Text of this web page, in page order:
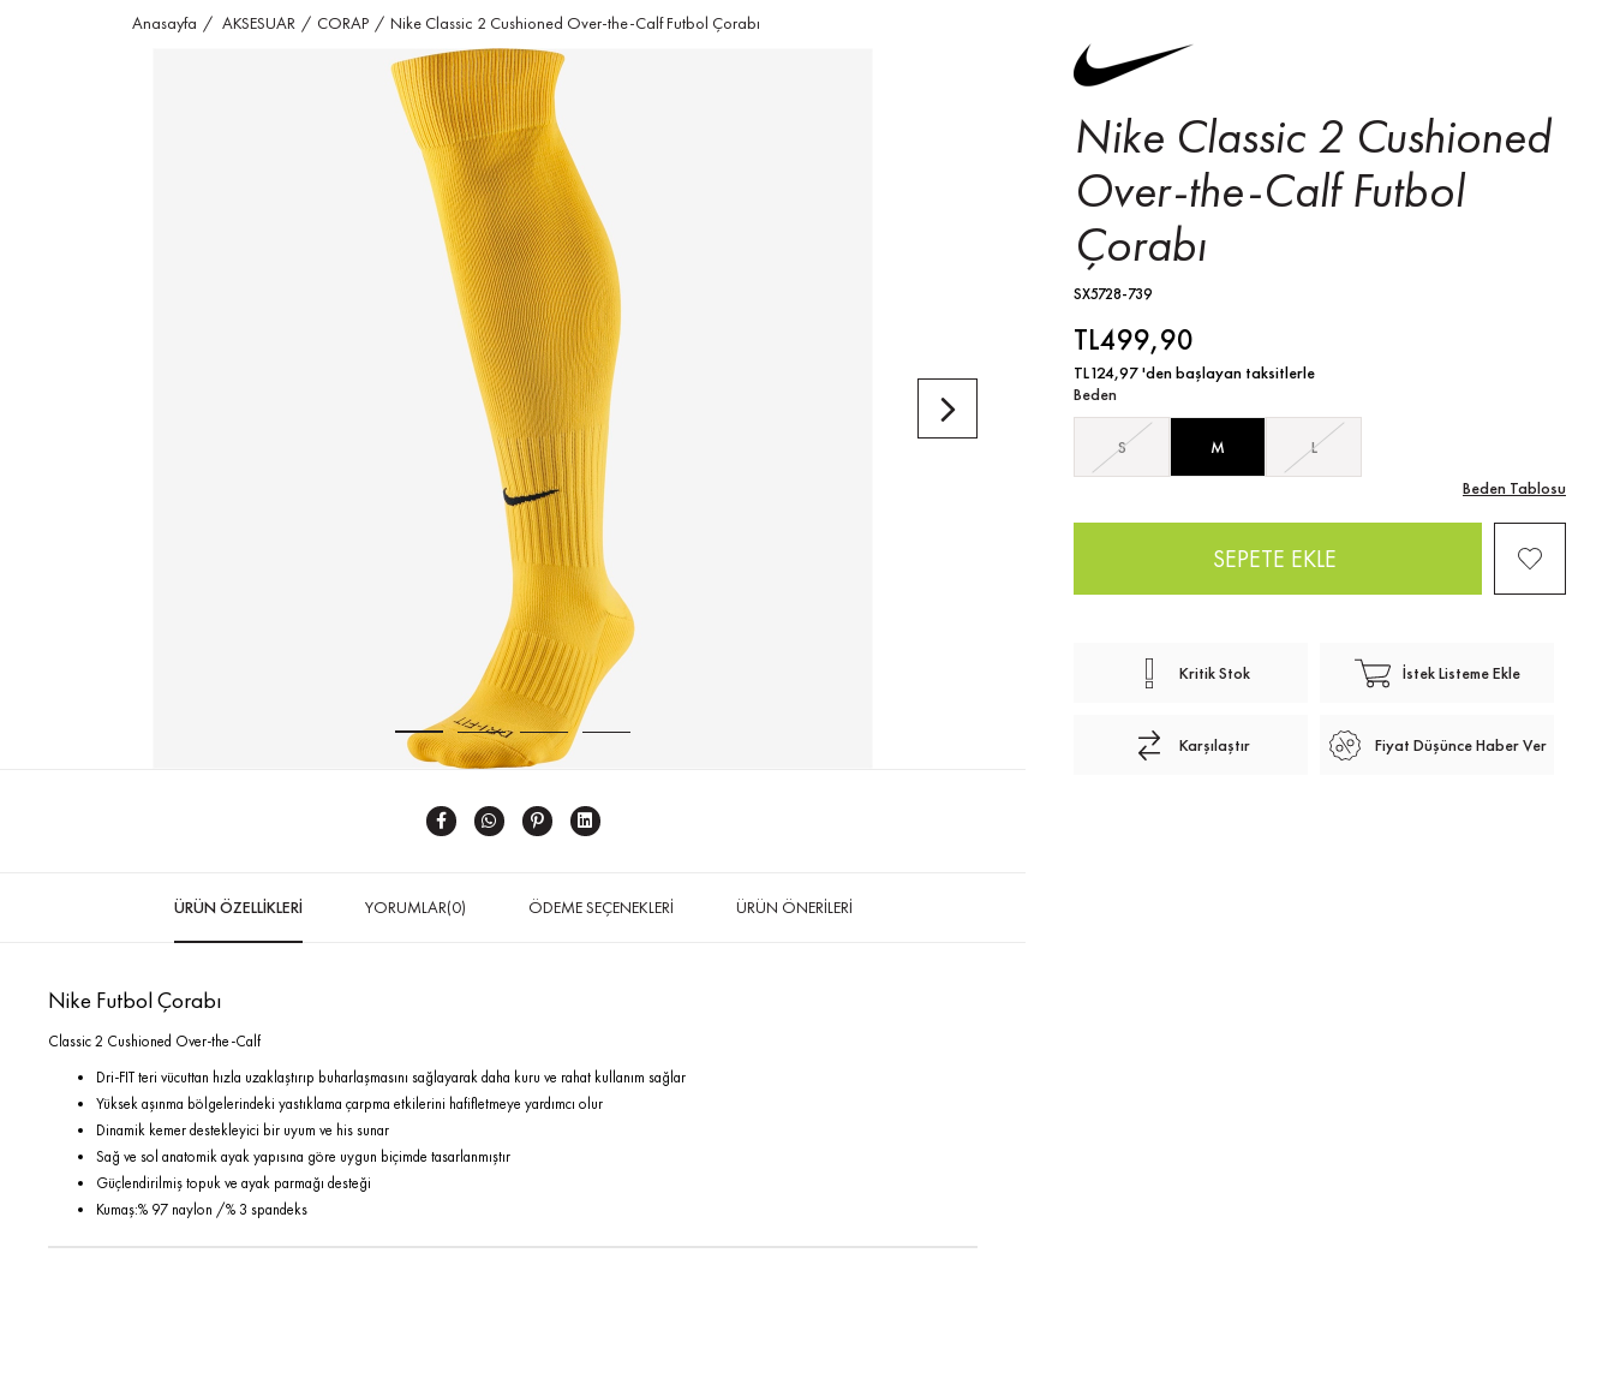
Anasayfa AKSESUAR CORAP Nike Classic 2 Cushioned Over-the-Calf Futbol Çorabı
Nike Classic 2 Cushioned
Over-the-Calf Futbol
Çorabı
SX5728-739
TL499,90
TL124,97'den başlayan taksitlerle
Beden
S M
L
Beden Tablosu
Kritik Stok İstek Listeme Ekle
Karşılaştır Fiyat Düşünce Haber Ver
ÜRÜN ÖZELLIKLERI YORUMLAR(0) ÖDEME SEÇENEKLERI ÜRÜN ÖNERILERI
Nike Futbol Çorabı
Classic 2 Cushioned Over-the-Calf
Dri-FIT teri vücuttan hızla uzaklaştırıp buharlaşmasını sağlayarak daha kuru ve rahat kullanım sağlar
Yüksek aşınma bölgelerindeki yastıklama çarpma etkilerini hafifletmeye yardımcı olur
Dinamik kemer destekleyici bir uyum ve his sunar
Sağ ve sol anatomik ayak yapısına göre uygun biçimde tasarlanmıştır
Güçlendirilmiş topuk ve ayak parmağı desteği
Kumaş:% 97 naylon /% 3 spandeks